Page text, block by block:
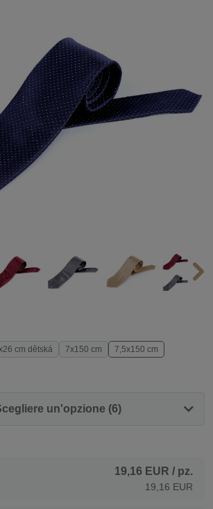
cm dětská 7x150 cm 7,5x150 cm
un'opzione (6)
19,16 EUR / pz.
19,16 EUR